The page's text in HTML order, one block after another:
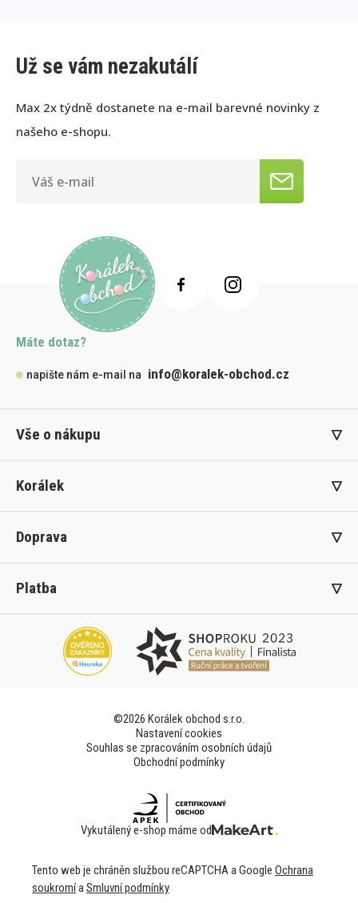
Už se vám nezakutálí
Max 2x týdně dostanete na e-mail barevné novinky z
našeho e-shopu.
Máte dotaz?
napište nám e-mail na info@koralek-obchod.cz
Vše o nákupu
Korálek
Doprava
Platba
©2026 Korálek obchod s.r.o.
Nastavení cookies
Souhlas se zpracováním osobních údajů
Obchodní podmínky
Vykutálený e-shop máme od
Tento web je chráněn službou reCAPTCHA a Google Ochrana
soukromíaSmluvní podmínky